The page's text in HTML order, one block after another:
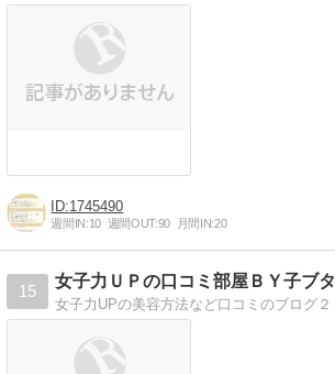
1745490
週間IN:10 週間OUT:90 月間IN:20
15
女子力ＵＰの口コミ部屋ＢＹ子ブタ